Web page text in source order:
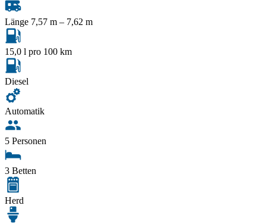
Länge 7,57 m – 7,62 m
15,0 l pro 100 km
Diesel
Automatik
5 Personen
3 Betten
Herd